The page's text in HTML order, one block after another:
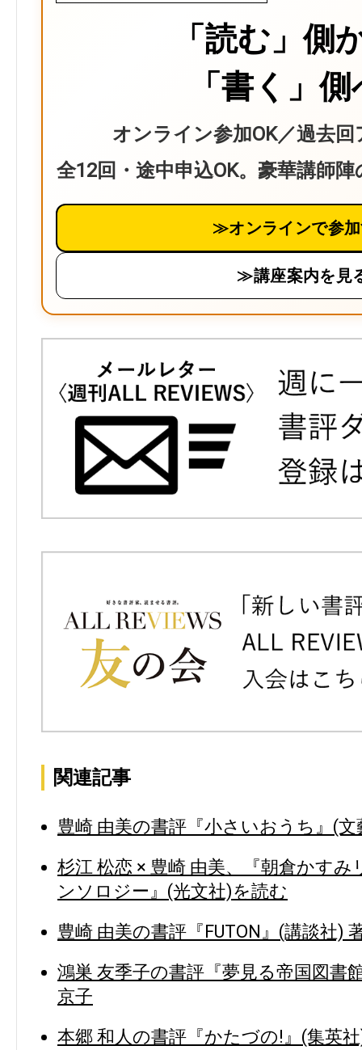
「読む」側
「書く」
オンライン参加OK／過去
全12回・途中申込OK。豪華講師
≫オンラインで参
≫講座案内を見
関連記事
豊崎 由美の書評『小さいおうち』(
杉江 松恋 × 豊崎 由美、『朝倉かす
ンソロジー』(光文社)を読む
豊崎 由美の書評『FUTON』(講談社)
鴻巣 友季子の書評『夢見る帝国図書
京子
本郷 和人の書評『かたづの!』(集英